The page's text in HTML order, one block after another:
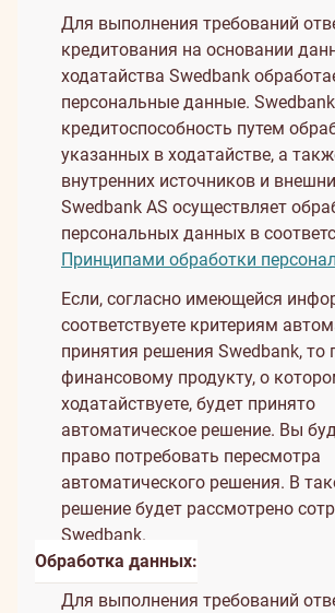
Для выполнения требований
кредитования на основании
ходатайства Swedbank
персональные данные.
кредитоспособность путем
указанных в ходатайстве, а
внутренних источников и
Swedbank AS осуществляет
персональных данных в
Принципами обработки
Если, согласно имеющейся
соответствуете критериям
принятия решения Swedbank, то
финансовому продукту, о
ходатайствуете, будет принято
автоматическое решение. Вы
право потребовать пересмотра
автоматического решения. В
решение будет рассмотрено
Swedbank.
Обработка данных:
Для выполнения требований